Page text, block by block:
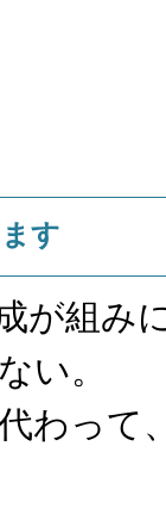
す
が組み
い。
わって